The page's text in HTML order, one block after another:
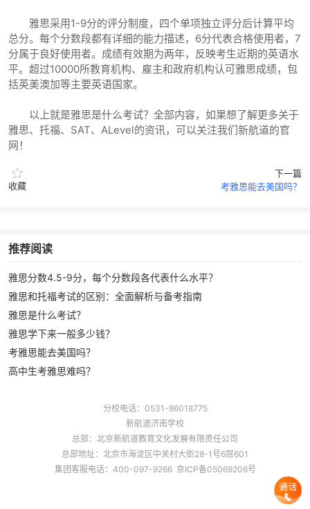
雅思采用1-9分的评分制度，四个单项独立评分后计算平均
总分。每个分数段都有详细的能力描述，6分代表合格使用者，7
分属于良好使用者。成绩有效期为两年，反映考生近期的英语水
平。超过10000所教育机构、雇主和政府机构认可雅思成绩，包
括英美澳加等主要英语国家。
以上就是雅思是什么考试？全部内容，如果想了解更多关于
雅思、托福、SAT、ALevel的资讯，可以关注我们新航道的官
网！
收藏
下一篇
考雅思能去美国吗？
推荐阅读
雅思分数4.5-9分，每个分数段各代表什么水平？
雅思和托福考试的区别：全面解析与备考指南
雅思是什么考试？
雅思学下来一般多少钱？
考雅思能去美国吗？
高中生考雅思难吗？
分校电话：0531-86018775
新航道济南学校
总部：北京新航道教育文化发展有限责任公司
总部地址：北京市海淀区中关村大街28-1号6层601
集团客服电话：400-097-9266 京ICP备05069206号